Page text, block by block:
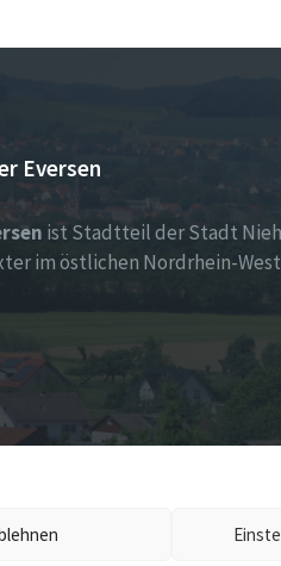
Eversen
ist Stadtteil der Stadt
im östlichen Nordrhein-